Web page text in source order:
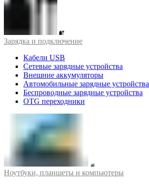
Зарядка и подключение
Кабели USB
Сетевые зарядные устройства
Внешние аккумуляторы
Автомобильные зарядные устройства
Беспроводные зарядные устройства
OTG переходники
Ноутбуки, планшеты и компьютеры